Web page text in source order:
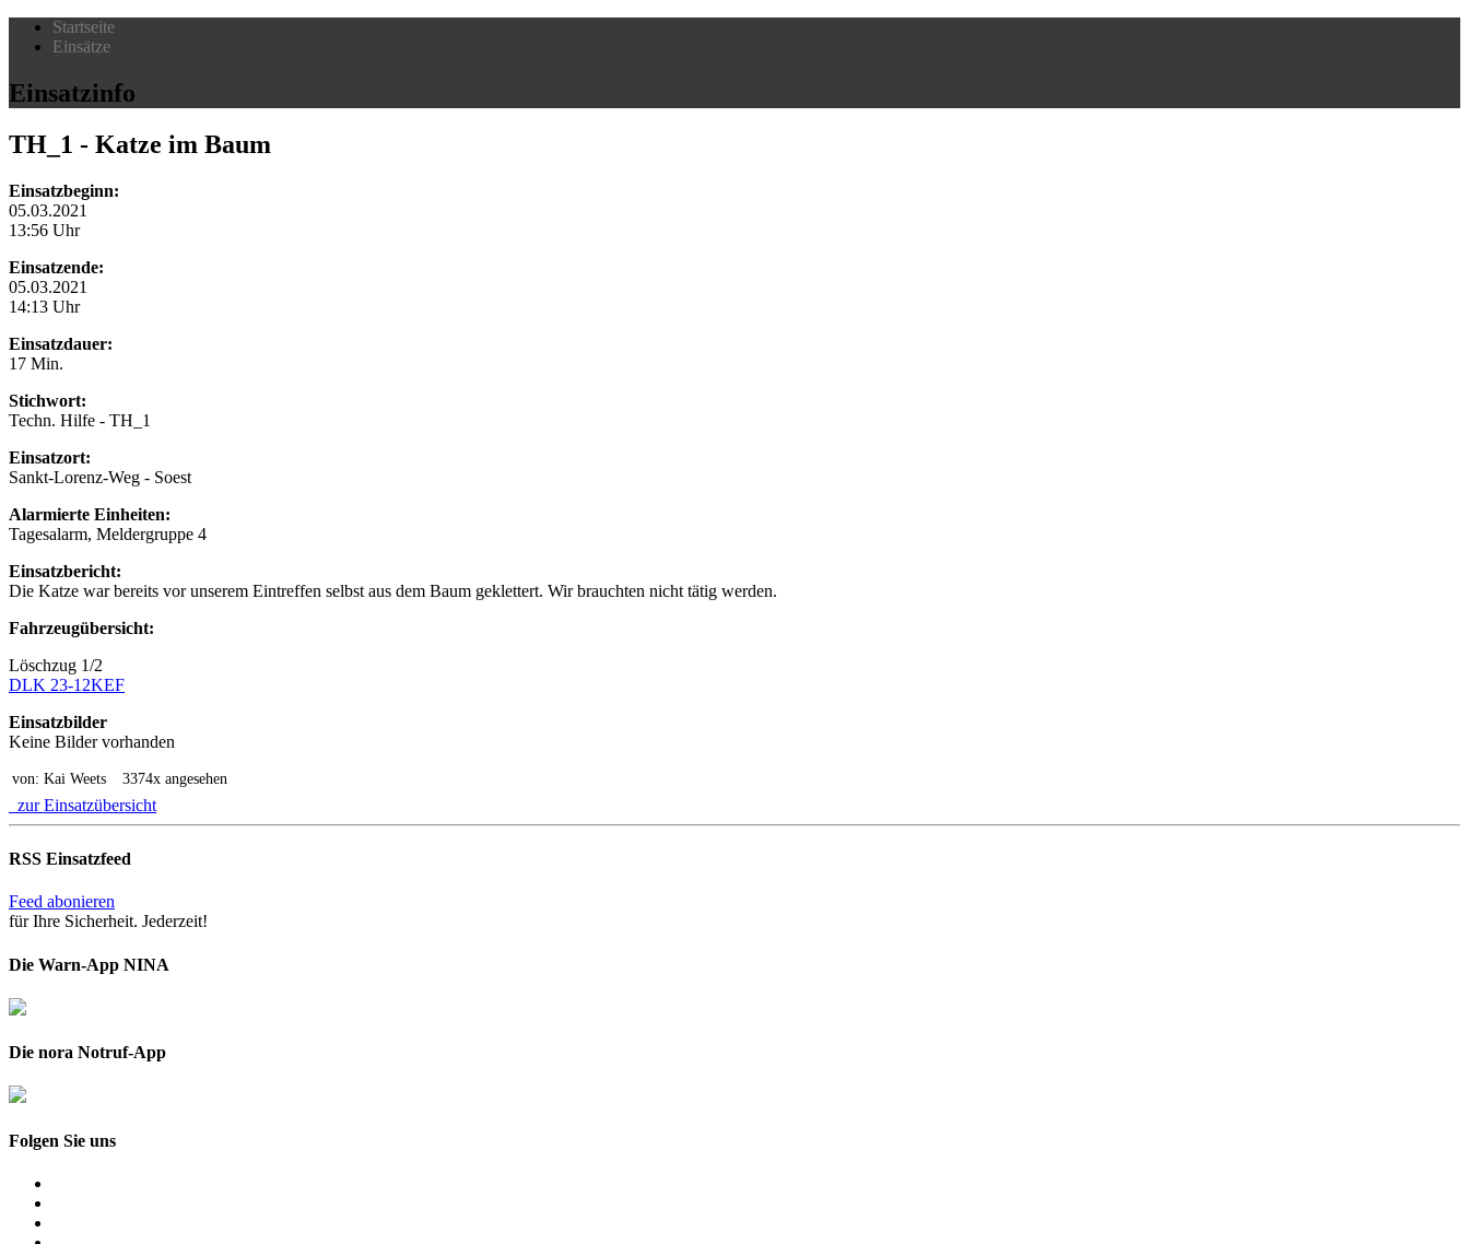
Startseite
Einsätze
Einsatzinfo
TH_1 - Katze im Baum
Einsatzbeginn:
05.03.2021
13:56 Uhr
Einsatzende:
05.03.2021
14:13 Uhr
Einsatzdauer:
17 Min.
Stichwort:
Techn. Hilfe - TH_1
Einsatzort:
Sankt-Lorenz-Weg - Soest
Alarmierte Einheiten:
Tagesalarm, Meldergruppe 4
Einsatzbericht:
Die Katze war bereits vor unserem Eintreffen selbst aus dem Baum geklettert. Wir brauchten nicht tätig werden.
Fahrzeugübersicht:
Löschzug 1/2
DLK 23-12KEF
Einsatzbilder
Keine Bilder vorhanden
von: Kai Weets 3374x angesehen
zur Einsatzübersicht
RSS Einsatzfeed
Feed abonieren
für Ihre Sicherheit. Jederzeit!
Die Warn-App NINA
Die nora Notruf-App
Folgen Sie uns